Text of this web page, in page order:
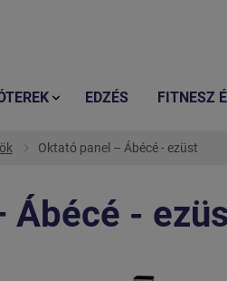
Oktató panel – Ábécé - ezüst
Ábécé -
EDZÉS FITNESZ